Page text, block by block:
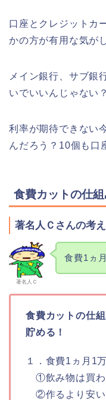
口座とクレジットカ
かの方が有用な気が
メイン銀行、サブ銀
いでいいんじゃない？
利率が期待できない
んだろう？10個も口
食費カットの仕
著名人Ｃさんの考
著名人Ｃ
食費1ヵ
食費カットの仕
貯める！
１．食費1ヵ月1
①飲み物は買わ
②作るより安い